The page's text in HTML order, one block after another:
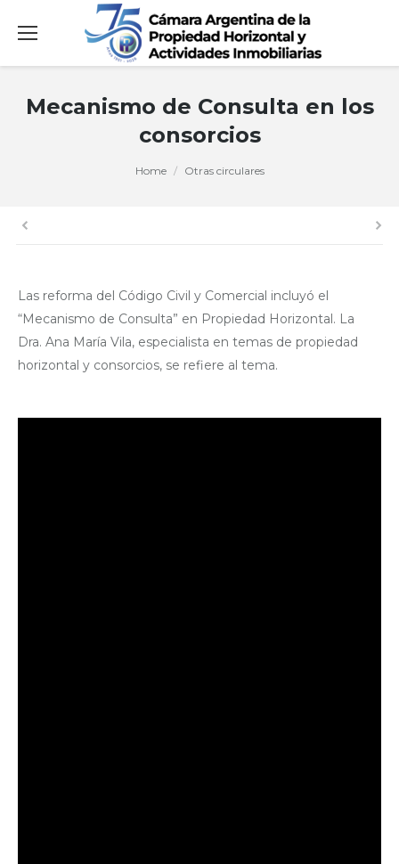
Mecanismo de Consulta en los
consorcios
Home Otras circulares
Las reforma del Código Civil y Comercial incluyó el
“Mecanismo de Consulta” en Propiedad Horizontal. La
Dra. Ana María Vila, especialista en temas de propiedad
horizontal y consorcios, se refiere al tema.